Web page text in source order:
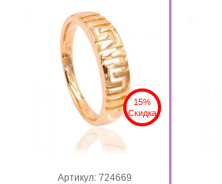
15%
Скидка
Артикул: 724669